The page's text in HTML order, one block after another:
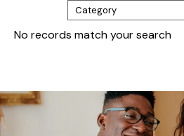
Category
No records match your search